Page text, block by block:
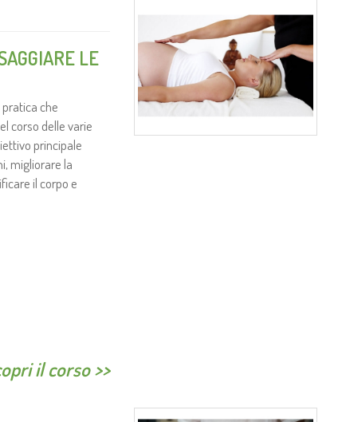
LE
che
corso delle varie
principale
migliorare la
il corpo e
il corso >>